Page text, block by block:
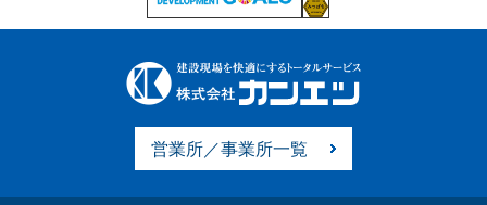
営業所／事業所一覧